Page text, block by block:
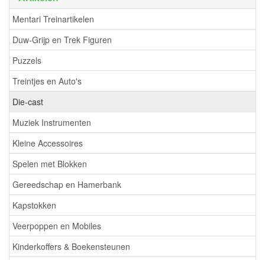
Mentari Treinartikelen
Duw-Grijp en Trek Figuren
Puzzels
Treintjes en Auto's
Die-cast
Muziek Instrumenten
Kleine Accessoires
Spelen met Blokken
Gereedschap en Hamerbank
Kapstokken
Veerpoppen en Mobiles
Kinderkoffers & Boekensteunen